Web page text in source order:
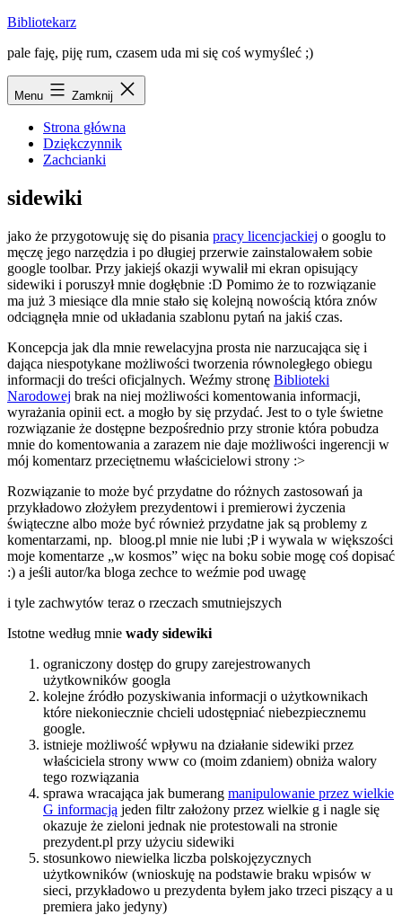
Przejdź
treści
Bibliotekarz
pale faję, piję rum, czasem uda mi się coś wymyśleć ;)
Menu Zamknij
Strona główna
Dziękczynnik
Zachcianki
sidewiki
jako że przygotowuję się do pisania pracy licencjackiej o googlu to
męczę jego narzędzia i po długiej przerwie zainstalowałem sobie
google toolbar. Przy jakiejś okazji wywalił mi ekran opisujący
sidewiki i poruszył mnie dogłębnie :D Pomimo że to rozwiązanie
ma już 3 miesiące dla mnie stało się kolejną nowością która znów
odciągnęła mnie od układania szablonu pytań na jakiś czas.
Koncepcja jak dla mnie rewelacyjna prosta nie narzucająca się i
dająca niespotykane możliwości tworzenia równoległego obiegu
informacji do treści oficjalnych. Weźmy stronę Biblioteki
Narodowej brak na niej możliwości komentowania informacji,
wyrażania opinii ect. a mogło by się przydać. Jest to o tyle świetne
rozwiązanie że dostępne bezpośrednio przy stronie która pobudza
mnie do komentowania a zarazem nie daje możliwości ingerencji w
mój komentarz przeciętnemu właścicielowi strony :>
Rozwiązanie to może być przydatne do różnych zastosowań ja
przykładowo złożyłem prezydentowi i premierowi życzenia
świąteczne albo może być również przydatne jak są problemy z
komentarzami, np. bloog.pl mnie nie lubi ;P i wywala w większości
moje komentarze „w kosmos” więc na boku sobie mogę coś dopisać
:) a jeśli autor/ka bloga zechce to weźmie pod uwagę
i tyle zachwytów teraz o rzeczach smutniejszych
Istotne według mnie wady sidewiki
ograniczony dostęp do grupy zarejestrowanych
użytkowników googla
kolejne źródło pozyskiwania informacji o użytkownikach
które niekoniecznie chcieli udostępniać niebezpiecznemu
google.
istnieje możliwość wpływu na działanie sidewiki przez
właściciela strony www co (moim zdaniem) obniża walory
tego rozwiązania
sprawa wracająca jak bumerang manipulowanie przez wielkie
G informacją jeden filtr założony przez wielkie g i nagle się
okazuje że zieloni jednak nie protestowali na stronie
prezydent.pl przy użyciu sidewiki
stosunkowo niewielka liczba polskojęzycznych
użytkowników (wnioskuję na podstawie braku wpisów w
sieci, przykładowo u prezydenta byłem jako trzeci piszący a u
premiera jako jedyny)